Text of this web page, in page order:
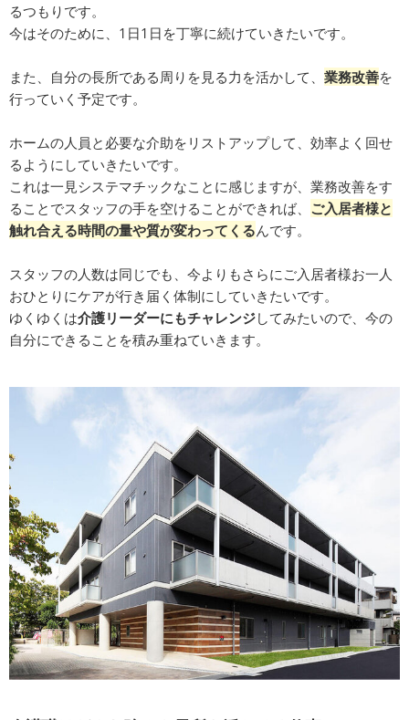
るつもりです。
今はそのために、1日1日を丁寧に続けていきたいです。
また、自分の長所である周りを見る力を活かして、 業務改善を
行っていく予定です。
ホームの人員と必要な介助をリストアップして、効率よく回せ
るようにしていきたいです。
これは一見システマチックなことに感じますが、業務改善をす
ることでスタッフの手を空けることができれば、 ご入居者様と
触れ合える時間の量や質が変わってくるんです。
スタッフの人数は同じでも、今よりもさらにご入居者様お一人
おひとりにケアが行き届く体制にしていきたいです。
ゆくゆくは介護リーダーにもチャレンジしてみたいので、今の
自分にできることを積み重ねていきます。